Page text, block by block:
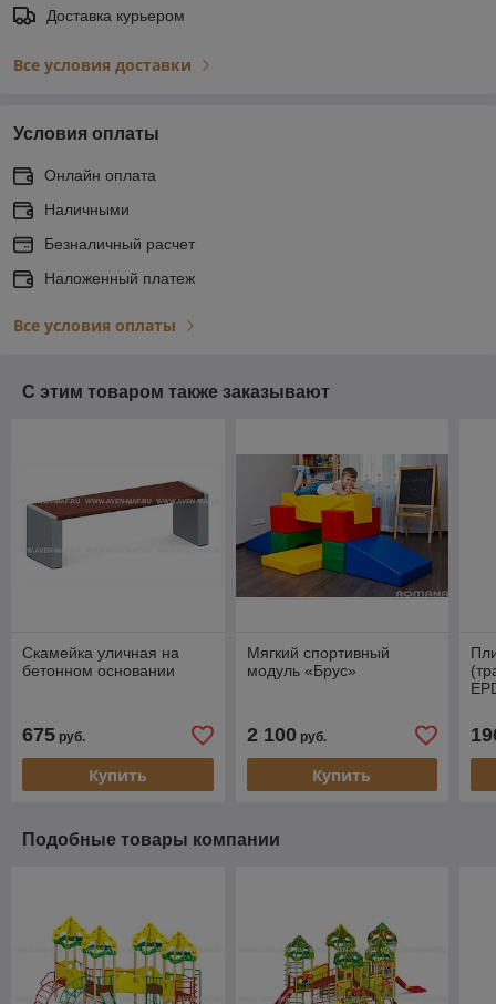
Доставка курьером
Все условия доставки
Условия оплаты
Онлайн оплата
Наличными
Безналичный расчет
Наложенный платеж
Все условия оплаты
С этим товаром также заказывают
Скамейка уличная на
бетонном основании
675 руб.
Купить
Мягкий спортивный
модуль «Брус»
2 100руб.
Купить
Подобные товары компании